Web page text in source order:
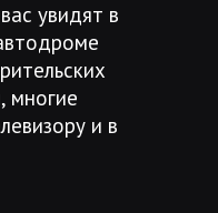
увидят в
многие
и в